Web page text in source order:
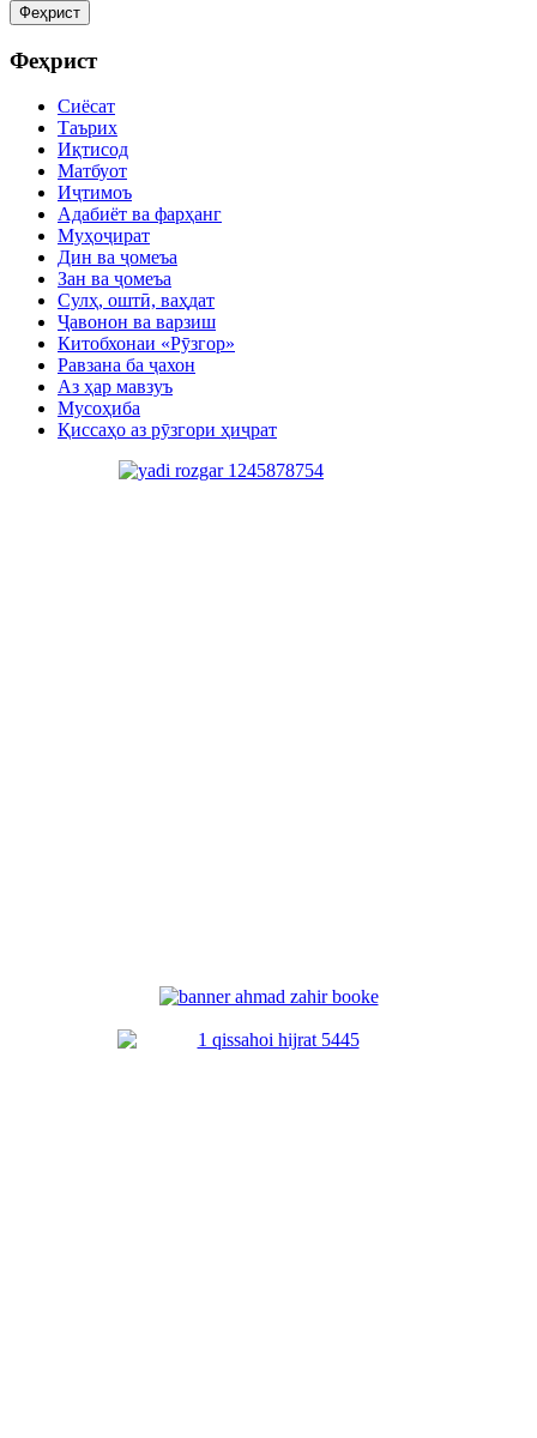
Феҳрист
Феҳрист
Сиёсат
Таърих
Иқтисод
Матбуот
Иҷтимоъ
Адабиёт ва фарҳанг
Муҳоҷират
Дин ва ҷомеъа
Зан ва ҷомеъа
Сулҳ, оштӣ, ваҳдат
Ҷавонон ва варзиш
Китобхонаи «Рӯзгор»
Равзана ба ҷахон
Аз ҳар мавзуъ
Мусоҳиба
Қиссаҳо аз рӯзгори ҳиҷрат